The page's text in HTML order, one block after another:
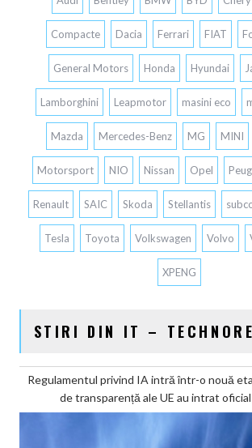
Compacte Dacia Ferrari FIAT
General Motors Honda Hyundai
Lamborghini Leapmotor masini eco
Mazda Mercedes-Benz MG MINI
Motorsport NIO Nissan Opel
Renault SAIC Skoda Stellantis
Tesla Toyota Volkswagen Volvo
XPENG
STIRI DIN IT –
Regulamentul privind IA intră într-o nouă
de transparență ale UE au intrat